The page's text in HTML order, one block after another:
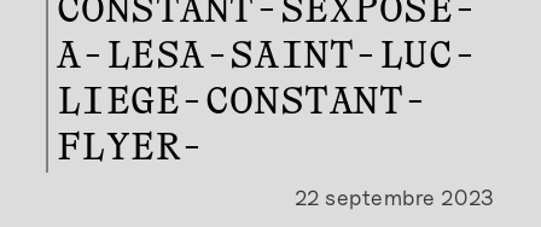
CONSTANT-SEXPOSE-
A-LESA-SAINT-LUC-
LIEGE-CONSTANT-
FLYER-
22 septembre 2023